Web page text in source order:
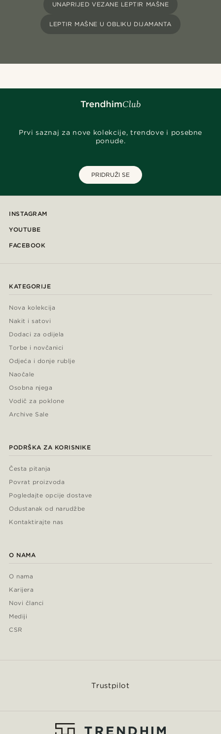
UNAPRIJED VEZANE LEPTIR MAŠNE
LEPTIR MAŠNE U OBLIKU DIJAMANTA
Prvi saznaj za nove kolekcije, trendove i posebne
ponude.
PRIDRUŽI SE
INSTAGRAM
YOUTUBE
FACEBOOK
KATEGORIJE
Nova kolekcija
Nakit i satovi
Dodaci za odijela
Torbe i novčanici
Odjeća i donje rublje
Naočale
Osobna njega
Vodič za poklone
Archive Sale
PODRŠKA ZA KORISNIKE
Česta pitanja
Povrat proizvoda
Pogledajte opcije dostave
Odustanak od narudžbe
Kontaktirajte nas
O NAMA
O nama
Karijera
Novi članci
Mediji
CSR
Trustpilot